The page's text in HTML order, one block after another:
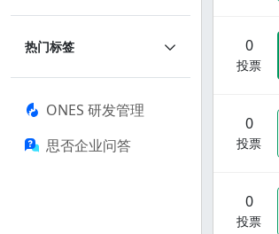
热门标签
ONES 研发管理
思否企业问答
0
投票
0
投票
0
投票